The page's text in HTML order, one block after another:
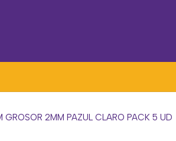
2MM PAZUL CLARO PACK 5 UD